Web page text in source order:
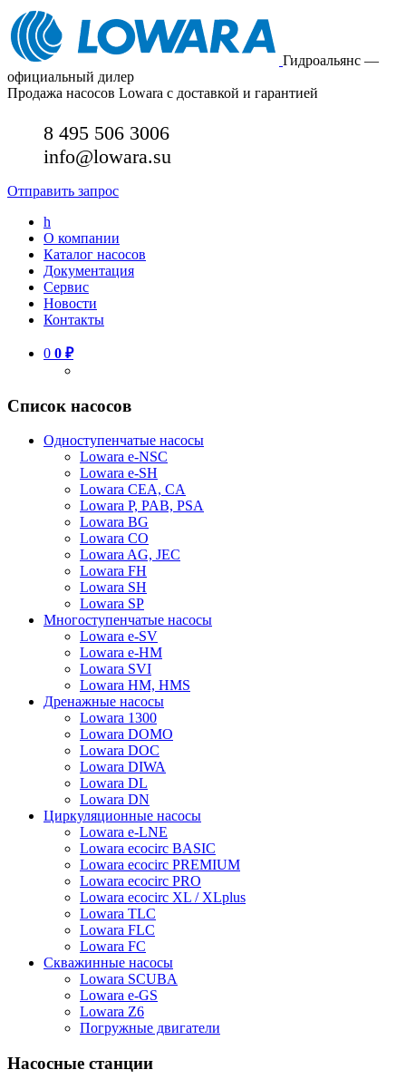
Гидроальянс —
официальный дилер
Продажа насосов Lowara с доставкой и гарантией
8 495 506 3006
info@lowara.su
Отправить запрос
h
О компании
Каталог насосов
Документация
Сервис
Новости
Контакты
0 0 ₽
Список насосов
Одноступенчатые насосы
Lowara e-NSC
Lowara e-SH
Lowara CEA, CA
Lowara P, PAB, PSA
Lowara BG
Lowara CO
Lowara AG, JEC
Lowara FH
Lowara SH
Lowara SP
Многоступенчатые насосы
Lowara e-SV
Lowara e-HM
Lowara SVI
Lowara HM, HMS
Дренажные насосы
Lowara 1300
Lowara DOMO
Lowara DOC
Lowara DIWA
Lowara DL
Lowara DN
Циркуляционные насосы
Lowara e-LNE
Lowara ecocirc BASIC
Lowara ecocirc PREMIUM
Lowara ecocirc PRO
Lowara ecocirc XL / XLplus
Lowara TLC
Lowara FLC
Lowara FC
Скважинные насосы
Lowara SCUBA
Lowara e-GS
Lowara Z6
Погружные двигатели
Насосные станции